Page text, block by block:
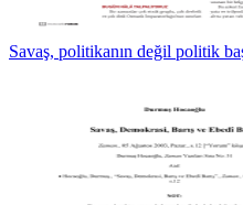
Savaş, politikanın değil politik